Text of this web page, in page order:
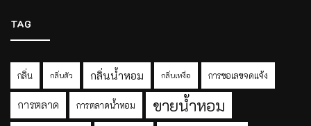
TAG
กลิ่น กลิ่นตัว กลิ่นน้ำหอม กลิ่นเหงื่อ การขอเลขจดแจ้ง
การตลาด การตลาดน้ำหอม ขายน้ำหอม